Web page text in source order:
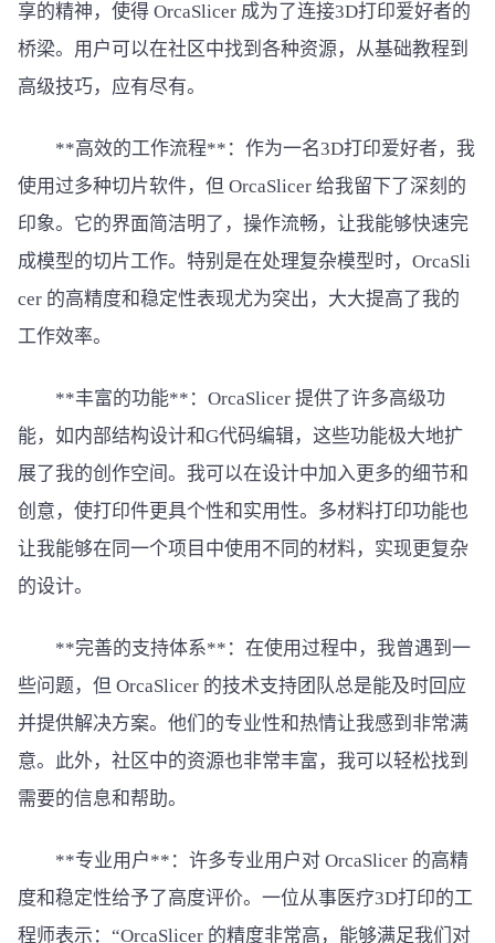
享的精神，使得 OrcaSlicer 成为了连接3D打印爱好者的
桥梁。用户可以在社区中找到各种资源，从基础教程到
高级技巧，应有尽有。
**高效的工作流程**：作为一名3D打印爱好者，我
使用过多种切片软件，但 OrcaSlicer 给我留下了深刻的
印象。它的界面简洁明了，操作流畅，让我能够快速完
成模型的切片工作。特别是在处理复杂模型时，OrcaSli
cer 的高精度和稳定性表现尤为突出，大大提高了我的
工作效率。
**丰富的功能**：OrcaSlicer 提供了许多高级功
能，如内部结构设计和G代码编辑，这些功能极大地扩
展了我的创作空间。我可以在设计中加入更多的细节和
创意，使打印件更具个性和实用性。多材料打印功能也
让我能够在同一个项目中使用不同的材料，实现更复杂
的设计。
**完善的支持体系**：在使用过程中，我曾遇到一
些问题，但 OrcaSlicer 的技术支持团队总是能及时回应
并提供解决方案。他们的专业性和热情让我感到非常满
意。此外，社区中的资源也非常丰富，我可以轻松找到
需要的信息和帮助。
**专业用户**：许多专业用户对 OrcaSlicer 的高精
度和稳定性给予了高度评价。一位从事医疗3D打印的工
程师表示：“OrcaSlicer 的精度非常高，能够满足我们对